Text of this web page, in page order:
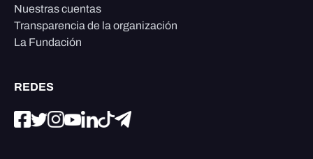
Nuestras cuentas
Transparencia de la organización
La Fundación
REDES